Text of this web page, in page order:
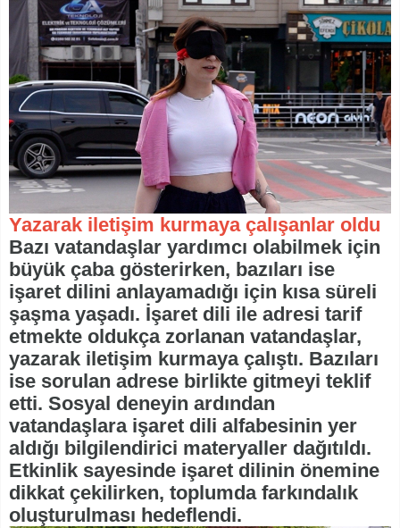
Yazarak iletişim kurmaya çalışanlar oldu
Bazı vatandaşlar yardımcı olabilmek için
büyük çaba gösterirken, bazıları ise
işaret dilini anlayamadığı için kısa süreli
şaşma yaşadı. İşaret dili ile adresi tarif
etmekte oldukça zorlanan vatandaşlar,
yazarak iletişim kurmaya çalıştı. Bazıları
ise sorulan adrese birlikte gitmeyi teklif
etti. Sosyal deneyin ardından
vatandaşlara işaret dili alfabesinin yer
aldığı bilgilendirici materyaller dağıtıldı.
Etkinlik sayesinde işaret dilinin önemine
dikkat çekilirken, toplumda farkındalık
oluşturulması hedeflendi.